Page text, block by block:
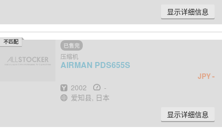
显示详细信息
已售完
压缩机
AIRMAN PDS655S
JPY-
出厂年份
2002 小时
-
地点
爱知县, 日本
显示详细信息
不匹配